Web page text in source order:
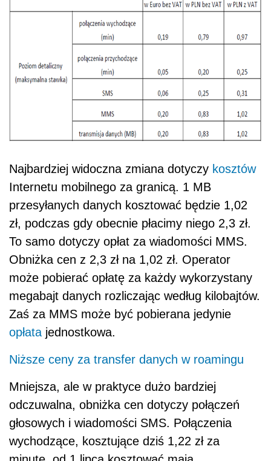
Najbardziej widoczna zmiana dotyczy kosztów
Internetu mobilnego za granicą. 1 MB
przesyłanych danych kosztować będzie 1,02
zł, podczas gdy obecnie płacimy niego 2,3 zł.
To samo dotyczy opłat za wiadomości MMS.
Obniżka cen z 2,3 zł na 1,02 zł. Operator
może pobierać opłatę za każdy wykorzystany
megabajt danych rozliczając według kilobajtów.
Zaś za MMS może być pobierana jedynie
opłata jednostkowa.
Niższe ceny za transfer danych w roamingu
Mniejsza, ale w praktyce dużo bardziej
odczuwalna, obniżka cen dotyczy połączeń
głosowych i wiadomości SMS. Połączenia
wychodzące, kosztujące dziś 1,22 zł za